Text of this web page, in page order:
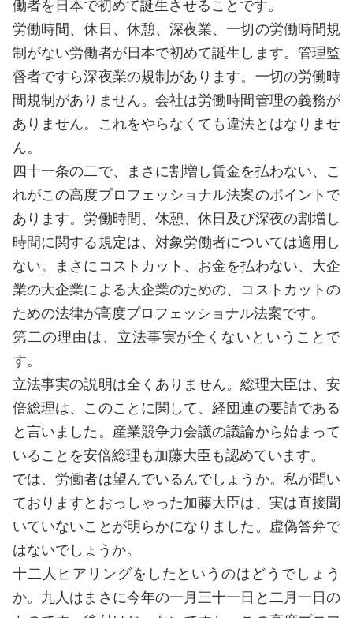
働者を日本で初めて誕生させることです。
労働時間、休日、休憩、深夜業、一切の労働時間規
制がない労働者が日本で初めて誕生します。管理監
督者ですら深夜業の規制があります。一切の労働時
間規制がありません。会社は労働時間管理の義務が
ありません。これをやらなくても違法とはなりませ
ん。
四十一条の二で、まさに割増し賃金を払わない、こ
れがこの高度プロフェッショナル法案のポイントで
あります。労働時間、休憩、休日及び深夜の割増し
時間に関する規定は、対象労働者については適用し
ない。まさにコストカット、お金を払わない、大企
業の大企業による大企業のための、コストカットの
ための法律が高度プロフェッショナル法案です。
第二の理由は、立法事実が全くないということで
す。
立法事実の説明は全くありません。総理大臣は、安
倍総理は、このことに関して、経団連の要請である
と言いました。産業競争力会議の議論から始まって
いることを安倍総理も加藤大臣も認めています。
では、労働者は望んでいるんでしょうか。私が聞い
ておりますとおっしゃった加藤大臣は、実は直接聞
いていないことが明らかになりました。虚偽答弁で
はないでしょうか。
十二人ヒアリングをしたというのはどうでしょう
か。九人はまさに今年の一月三十一日と二月一日の